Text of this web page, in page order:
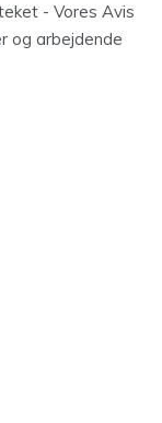
- Vores Avis
og arbejdende